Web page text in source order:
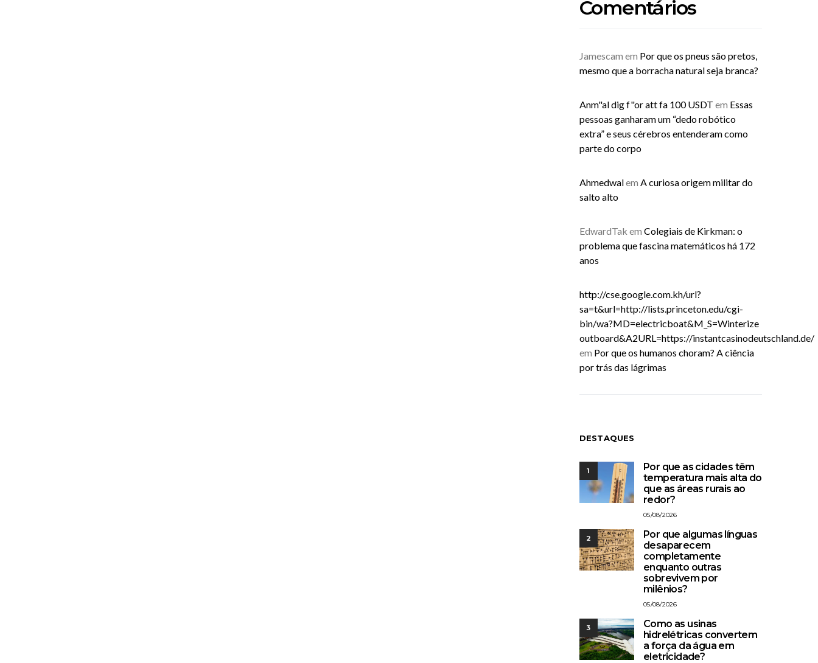
Comentários
Jamescam em Por que os pneus são pretos,
mesmo que a borracha natural seja branca?
Anm"al dig f"or att fa 100 USDT em Essas
pessoas ganharam um “dedo robótico
extra” e seus cérebros entenderam como
parte do corpo
Ahmedwalem A curiosa origem militar do
salto alto
EdwardTak em Colegiais de Kirkman: o
problema que fascina matemáticos há 172
anos
http://cse.google.com.kh/url?
sa=t&url=http://lists.princeton.edu/cgi-
bin/wa?MD=electricboat&M_S=Winterize
outboard&A2URL=https://instantcasinodeutschland.de/
em Por que os humanos choram? A ciência
por trás das lágrimas
DESTAQUES
1
Por que as cidades têm
temperatura mais alta do
que as áreas rurais ao
redor?
05/08/2026
2
Por que algumas línguas
desaparecem
completamente
enquanto outras
sobrevivem por
milênios?
05/08/2026
3
Como as usinas
hidrelétricas convertem
a força da água em
eletricidade?